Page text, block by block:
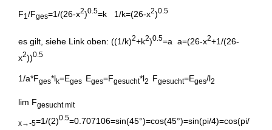
F1/Fges=1/(26-x2)0.5=k 1/k=(26-x2)0.5
es gilt, siehe Link oben: ((1/k)2+k2)0.5=a a=(26-x2+1/(26-
x2))0.5
1/a*Fges*lk=Eges Eges=Fgesucht*l2 Fgesucht=Eges/l2
lim Fgesucht mit
x→-5=1/(2)0.5=0.707106=sin(45°)=cos(45°)=sin(pi/4)=cos(pi/